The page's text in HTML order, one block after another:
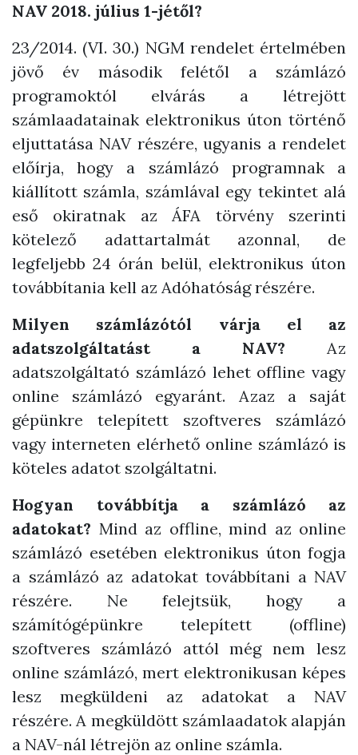
NAV 2018. július 1-jétől?
23/2014. (VI. 30.) NGM rendelet értelmében
jövő év második felétől a számlázó
programoktól elvárás a létrejött
számlaadatainak elektronikus úton történő
eljuttatása NAV részére, ugyanis a rendelet
előírja, hogy a számlázó programnak a
kiállított számla, számlával egy tekintet alá
eső okiratnak az ÁFA törvény szerinti
kötelező adattartalmát azonnal, de
legfeljebb 24 órán belül, elektronikus úton
továbbítania kell az Adóhatóság részére.
Milyen számlázótól várja el az
adatszolgáltatást a NAV? Az
adatszolgáltató számlázó lehet offline vagy
online számlázó egyaránt. Azaz a saját
gépünkre telepített szoftveres számlázó
vagy interneten elérhető online számlázó is
köteles adatot szolgáltatni.
Hogyan továbbítja a számlázó az
adatokat? Mind az offline, mind az online
számlázó esetében elektronikus úton fogja
a számlázó az adatokat továbbítani a NAV
részére. Ne felejtsük, hogy a
számítógépünkre telepített (offline)
szoftveres számlázó attól még nem lesz
online számlázó, mert elektronikusan képes
lesz megküldeni az adatokat a NAV
részére. A megküldött számlaadatok alapján
a NAV-nál létrejön az online számla.